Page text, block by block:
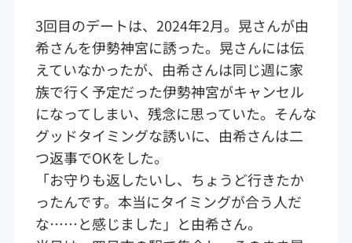
3回目のデートは、2024年2月。晃さんが由
希さんを伊勢神宮に誘った。晃さんには伝
えていなかったが、由希さんは同じ週に家
族で行く予定だった伊勢神宮がキャンセル
になってしまい、残念に思っていた。そんな
グッドタイミングな誘いに、由希さんは二
つ返事でOKをした。
「お守りも返したいし、ちょうど行きたか
ったんです。本当にタイミングが合う人だ
な……と感じました」と由希さん。